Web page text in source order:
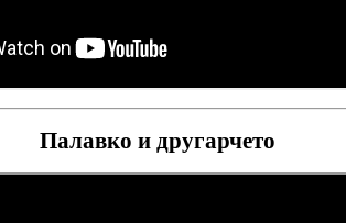
Палавко и другарчето